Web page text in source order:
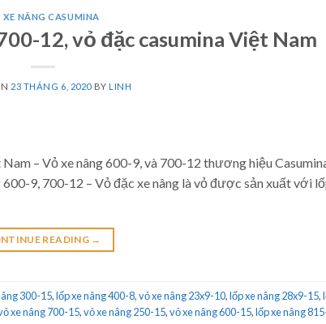
XE NÂNG CASUMINA
12, vỏ đặc casumina Việt Nam
23 THÁNG 6, 2020 BYLINH
– Vỏ xe nâng 600-9, và 700-12 thương hiệu
9, 700-12 – Vỏ đặc xe nâng là vỏ được sản xuất với
READING →
300-15,lốp xe nâng 400-8,vỏ xe nâng 23x9-10,lốp xe nâng 28x9-15,
xe nâng 700-15,vỏ xe nâng 250-15,vỏ xe nâng 600-15,lốp xe nâng